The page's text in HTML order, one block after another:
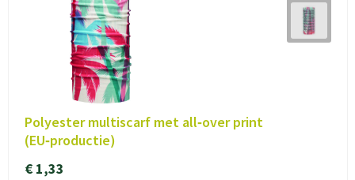
Polyester multiscarf met all‑over print
(EU‑productie)
€ 1,33